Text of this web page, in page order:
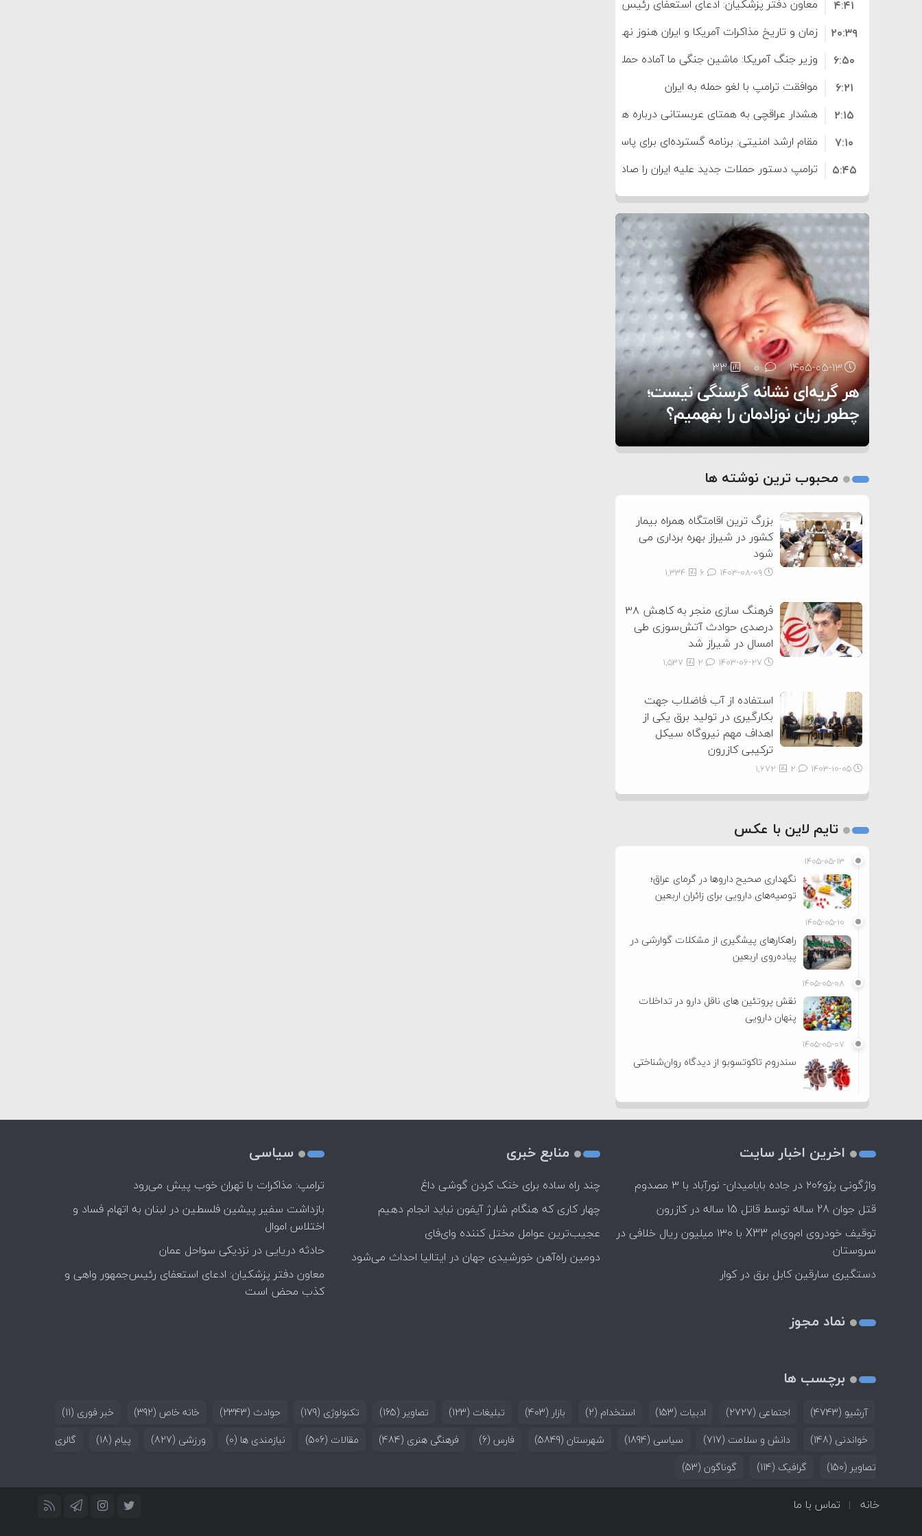
معاون دفتر پزشکیان: ادعای استعفای رئیس‌جمهور واهی و کذب محض
است
۴:۴۱
زمان و تاریخ مذاکرات آمریکا و ایران هنوز نهایی نشده است
۲۰:۳۹
وزیر جنگ آمریکا: ماشین جنگی ما آماده حمله نظامی علیه ایران است
۶:۵۰
موافقت ترامپ با لغو حمله به ایران
۶:۲۱
هشدار عراقچی به همتای عربستانی درباره همراهی با آمریکا
۲:۱۵
مقام ارشد امنیتی: برنامه گسترده‌ای برای پاسخ به دیوانگی آمریکا داریم
۷:۱۰
ترامپ دستور حملات جدید علیه ایران را صادر کرد
۵:۴۵
سپاه: دو نفتکش متخلف مورد اصابت قرار گرفته و متوقف شدند
۱۲:۵۹
ترامپ مدعی توافق تاریخی برای خلع سلاح کامل حماس شد
۸:۵۷
اعتراض عراقچی به همتای بلغارستانی به دلیل کمک به آمریکا در حملات به
ایران
۱۶:۱۹
کشورهایی که به متجاوزان کمک می کنند پاسخ سختی خواهند گرفت
۱۰:۱۵
سنتکام پایان تجاوز جدید به ایران را اعلام کرد
۶:۰۵
۱۴۰۵-۰۵-۱۳ 0
33
هر گریه‌ای نشانه گرسنگی نیست؛
چطور زبان نوزادمان را بفهمیم؟
۱۴۰۵-۰۵-۱۲ 0
23
تغذیه پدر می‌تواند بر سلامت نوزاد
تأثیر بگذارد
۱۴۰۵-۰۵-۱۲ 0
11
روی دیگر زندگی
2
محبوب ترین نوشته ها
بزرگ ترین اقامتگاه همراه بیمار
کشور در شیراز بهره برداری می
شود
۱۴۰۳-۰۸-۰۹ 1,334
فرهنگ سازی منجر به کاهش ۳۸
درصدی حوادث آتش‌سوزی طی
امسال در شیراز شد
۱۴۰۳-۰۶-۲۷ 1,537
استفاده از آب فاضلاب جهت
بکارگیری در تولید برق یکی از
اهداف مهم نیروگاه سیکل
ترکیبی کازرون
۱۴۰۳-۱۰-۰۵ 1,672
تایم لاین با عکس
۱۴۰۵-۰۵-۱۳
نگهداری صحیح داروها در گرمای عراق؛
توصیه‌های دارویی برای زائران اربعین
۱۴۰۵-۰۵-۱۰
راهکارهای پیشگیری از مشکلات گوارشی در
پیاده‌روی اربعین
۱۴۰۵-۰۵-۰۸
نقش پروتئین های ناقل دارو در تداخلات
پنهان دارویی
۱۴۰۵-۰۵-۰۷
سندروم تاکوتسوبو از دیدگاه روان‌شناختی
اخرین اخبار سایت
واژگونی پژو۲۰۶ در جاده بابامیدان- نورآباد با ۳ مصدوم
قتل جوان 28 ساله توسط قاتل 15 ساله در کازرون
توقیف خودروی ام‌وی‌ام X33 با ۱۳۰ میلیون ریال خلافی در
سروستان
دستگیری سارقین کابل برق در کوار
نماد مجوز
منابع خبری
چند راه‌ ساده برای خنک کردن گوشی داغ
چهار کاری که هنگام شارژ آیفون نباید انجام دهیم
عجیب‌ترین عوامل مختل کننده وای‌فای
دومین راه‌آهن خورشیدی جهان در ایتالیا احداث می‌شود
سیاسی
ترامپ: مذاکرات با تهران خوب پیش می‌رود
بازداشت سفیر پیشین فلسطین در لبنان به اتهام فساد و
اختلاس اموال
حادثه دریایی در نزدیکی سواحل عمان
معاون دفتر پزشکیان: ادعای استعفای رئیس‌جمهور واهی و
کذب محض است
برچسب ها
آرشیو (4743) اجتماعی (2727) ادبیات (153) استخدام (2) بازار (403) تبلیغات (123) تصاویر (165) تکنولوژی (179) حوادث (2343) خانه خاص (392) خبر فوری (11)
خواندنی (148) دانش و سلامت (717) سیاسی (1894) شهرستان (5849) فارس (6) فرهنگی هنری (484) مقالات (506) نیازمندی ها (0) ورزشی (827) پیام (18)
گالری
تصاویر (150) گرافیک (114) گوناگون (53)
خانه تماس با ما